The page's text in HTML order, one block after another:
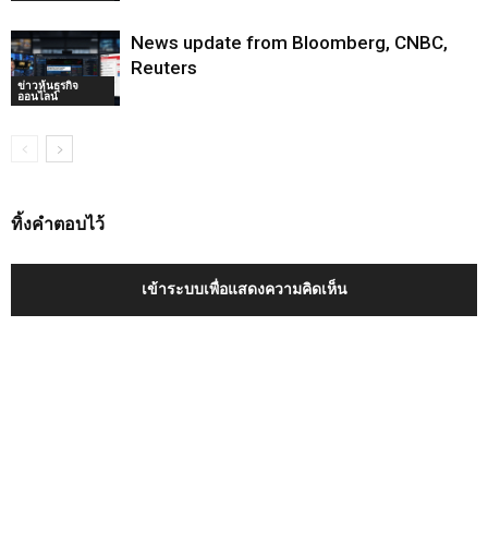
ข่าวหุ้นธุรกิจ
ออนไลน์
News update from Bloomberg, CNBC,
Reuters
ทิ้งคำตอบไว้
เข้าระบบเพื่อแสดงความคิดเห็น